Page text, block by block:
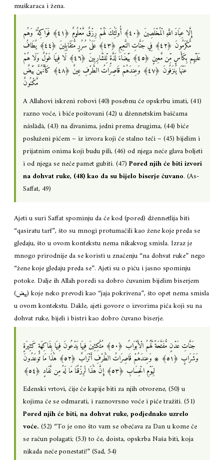
muškaraca i žena.
إِلَّا عِبَادَ اللَّهِ الْمُخْلَصِينَ ‎﴿٤٠﴾‏ أُولَٰئِكَ لَهُمْ رِزْقٌ مَّعْلُومٌ ‎﴿٤١﴾‏ فَوَاكِهُ ۖ وَهُم
مُّكْرَمُونَ ‎﴿٤٢﴾‏ فِي جَنَّاتِ النَّعِيمِ ‎﴿٤٣﴾‏ عَلَىٰ سُرُرٍ مُّتَقَابِلِينَ ‎﴿٤٤﴾‏ يُطَافُ
عَلَيْهِم بِكَأْسٍ مِّن مَّعِينٍ ‎﴿٤٥﴾‏ بَيْضَاءَ لَذَّةٍ لِّلشَّارِبِينَ ‎﴿٤٦﴾‏ لَا فِيهَا غَوْلٌ وَلَا هُمْ
عَنْهَا يُنزَفُونَ ‎﴿٤٧﴾‏ وَعِندَهُمْ قَاصِرَاتُ الطَّرْفِ عِينٌ ‎﴿٤٨﴾‏ كَأَنَّهُنَّ بَيْضٌ
مَّكْنُونٌ
A Allahovi iskreni robovi (40) posebnu će opskrbu imati, (41)
razno voće, i biće poštovani (42) u džennetskim baščama
nâslādā, (43) na divanima, jedni prema drugima, (44) biće
posluženi pićem – iz izvora koji će stalno teći – (45) bijelim i
prijatnim onima koji budu pili, (46) od njega neće glava boljeti
i od njega se neće pamet gubiti. (47) Pored njih će biti izvori
na dohvat ruke, (48) kao da su bijelo biserje čuvano. (As-
Saffat, 49)
Ajeti u suri Saffat spominju da će kod (pored) džennetlija biti
“qasiratu tarf”, što su mnogi protumačili kao žene koje preda se
gledaju, što u ovom kontekstu nema nikakvog smisla. Izraz je
mnogo prirodnije da se koristi u značenju “na dohvat ruke” nego
“žene koje gledaju preda se”. Ajeti su o piću i jasno spominju
potoke. Dalje ih Allah poredi sa dobro čuvanim bijelim biserjem
(بيض) koje neko prevodi kao “jaja pokrivena”, što opet nema smisla
u ovom kontekstu. Dakle, ajeti govore o izvorima pića koji su na
dohvat ruke, bijeli i bistri kao dobro čuvano biserje.
جَنَّاتِ عَدْنٍ مُّفَتَّحَةً لَّهُمُ الْأَبْوَابُ ‎﴿٥٠﴾‏ مُتَّكِئِينَ فِيهَا يَدْعُونَ فِيهَا بِفَاكِهَةٍ كَثِيرَةٍ
وَشَرَابٍ ‎﴿٥١﴾‏ ۞ وَعِندَهُمْ قَاصِرَاتُ الطَّرْفِ أَتْرَابٌ ‎﴿٥٢﴾‏ هَٰذَا مَا تُوعَدُونَ
لِيَوْمِ الْحِسَابِ ‎﴿٥٣﴾‏ إِنَّ هَٰذَا لَرِزْقُنَا مَا لَهُ مِن نَّفَادٍ ‎﴿٥٤﴾‏
Edenski vrtovi, čije će kapije biti za njih otvorene, (50) u
kojima će se odmarati, i raznovrsno voće i piće tražiti. (51)
Pored njih će biti, na dohvat ruke, podjednako uzrelo
voće. (52) “To je ono što vam se obećava za Dan u kome će
se račun polagati; (53) to će, doista, opskrba Naša biti, koja
nikada neće ponestati!” (Sad, 54)